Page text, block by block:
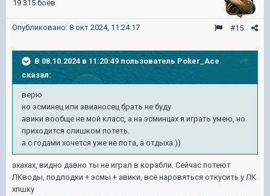
19 315 боёв
#15
Опубликовано: 8 окт 2024, 11:24:17
В 08.10.2024 в 11:20:49 пользователь Poker_Ace
сказал:
верю
но эсминец или авианосец брать не буду
авики вообще не мой класс, а на эсминцах я играть умею, но
приходится слишком потеть.
а с годами хочется уже не пота, а отдыха ))
ахахах, видно давно ты не играл в корабли. Сейчас потеют
ЛКводы, подлодки + эсмы + авики, всё наровяться откусить у ЛК
хпшку